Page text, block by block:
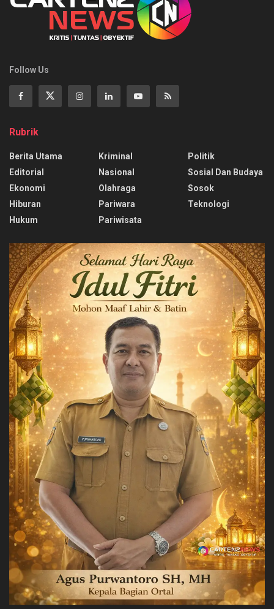
Follow Us
Rubrik
Berita Utama
Editorial
Ekonomi
Hiburan
Hukum
Kriminal
Nasional
Olahraga
Pariwara
Pariwisata
Politik
Sosial Dan Budaya
Sosok
Teknologi